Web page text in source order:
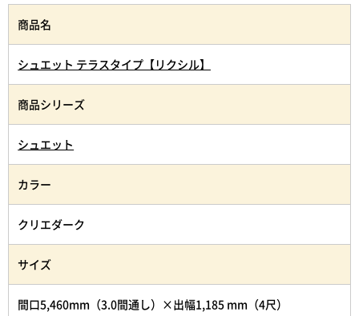
商品名
シュエット テラスタイプ【リクシル】
商品シリーズ
シュエット
カラー
クリエダーク
サイズ
間口5,460mm（3.0間通し）×出幅1,185 mm（4尺）